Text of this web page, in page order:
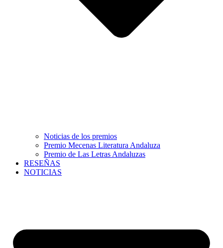
Noticias de los premios
Premio Mecenas Literatura Andaluza
Premio de Las Letras Andaluzas
RESEÑAS
NOTICIAS